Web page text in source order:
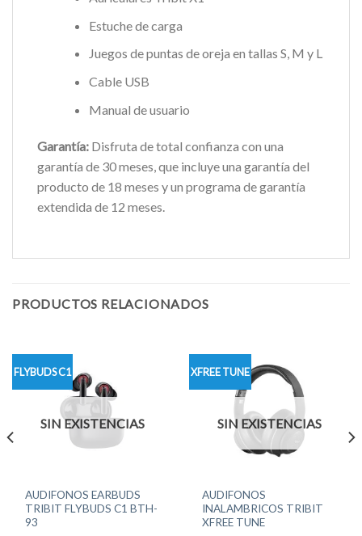
Estuche de carga
Juegos de puntas de oreja en tallas S, M y L
Cable USB
Manual de usuario
Garantía: Disfruta de total confianza con una
garantía de 30 meses, que incluye una garantía del
producto de 18 meses y un programa de garantía
extendida de 12 meses.
PRODUCTOS RELACIONADOS
FLYBUDS C1
SIN EXISTENCIAS
AUDIFONOS EARBUDS
TRIBIT FLYBUDS C1 BTH-
93
XFREE TUNE
SIN EXISTENCIAS
AUDIFONOS
INALAMBRICOS TRIBIT
XFREE TUNE